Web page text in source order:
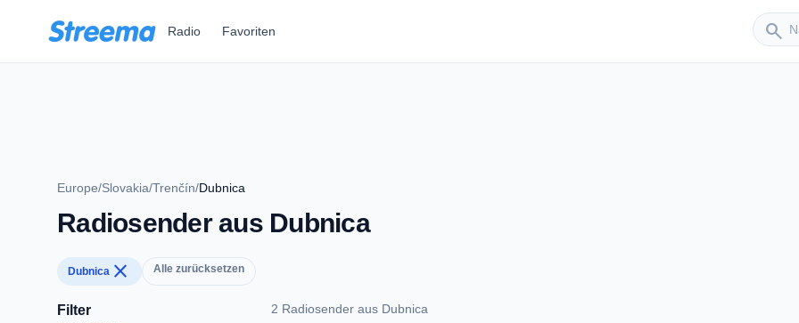
Radio Favoriten search
Sender
Europe/Slovakia/Trenčín/Dubnica
Radiosender aus Dubnica
Dubnica close Alle zurücksetzen
Filter 2 Radiosender aus Dubnica